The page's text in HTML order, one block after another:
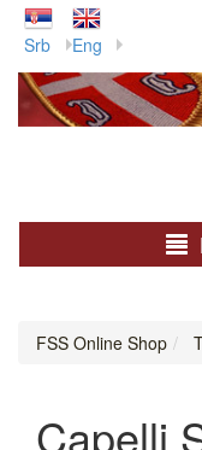
Srb Eng
FSS Online Shop
Capelli